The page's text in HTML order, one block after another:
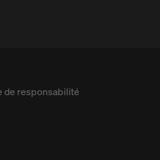
de responsabilité